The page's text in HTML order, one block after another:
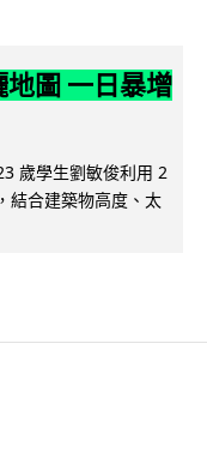
圖 一日暴增
歲學生劉敏俊利用 2
結合建築物高度、太